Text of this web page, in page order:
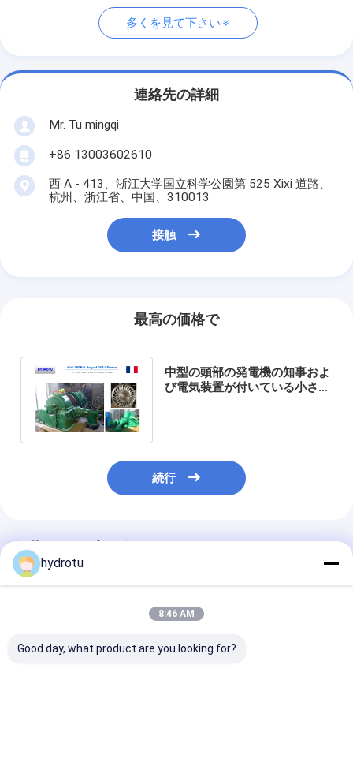
多くを見て下さい
連絡先の詳細
Mr. Tu mingqi
+86 13003602610
西 A - 413、浙江大学国立科学公園第 525 Xixi 道路、
杭州、浙江省、中国、310013
接触
最高の価格で
中型の頭部の発電機の知事およ
び電気装置が付いている小さい
続行
推薦されたプロダクト
hydrotu
8:46 AM
Good day, what product are you looking for?